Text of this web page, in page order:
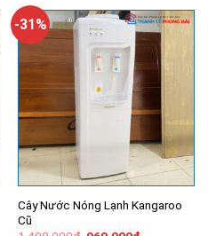
800,000₫.
-31%
Cây Nước Nóng Lạnh Kangaroo
Cũ